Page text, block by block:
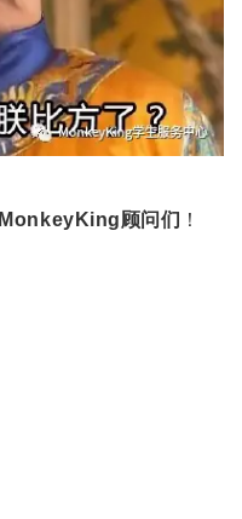
MonkeyKing顾问们 ！